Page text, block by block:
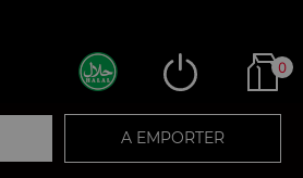
0
A EMPORTER